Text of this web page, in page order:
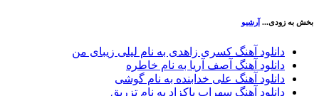
بخش به زودی... آرشیو
دانلود آهنگ کسری زاهدی به نام لیلی زیبای من
دانلود آهنگ آصف آریا به نام خاطره
دانلود آهنگ علی خدابنده به نام گوشی
دانلود آهنگ سهراب پاکزاد به نام تزریق